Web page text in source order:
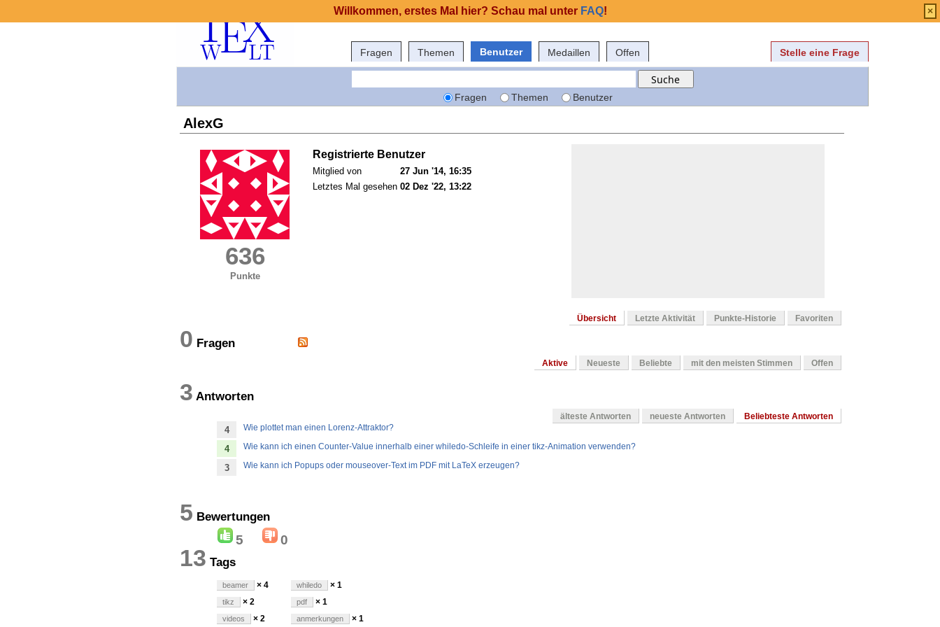
Fragen Themen Benutzer Medaillen Offen Stelle eine Frage
Fragen Themen Benutzer
AlexG
636
Punkte
Registrierte Benutzer
Mitglied von
27 Jun '14, 16:35
Letztes Mal gesehen 02 Dez '22, 13:22
Übersicht Letzte Aktivität Punkte-Historie Favoriten
0 Fragen
Aktive Neueste Beliebte mit den meisten Stimmen Offen
3 Antworten
älteste Antworten neueste Antworten Beliebteste Antworten
4 Wie plottet man einen Lorenz-Attraktor?
4 Wie kann ich einen Counter-Value innerhalb einer whiledo-Schleife in einer tikz-Animation verwenden?
3 Wie kann ich Popups oder mouseover-Text im PDF mit LaTeX erzeugen?
5 Bewertungen
5 0
13 Tags
beamer × 4
tikz × 2
videos × 2
whiledo × 1
pdf × 1
anmerkungen × 1
Willkommen, erstes Mal hier? Schau mal unter FAQ! ×